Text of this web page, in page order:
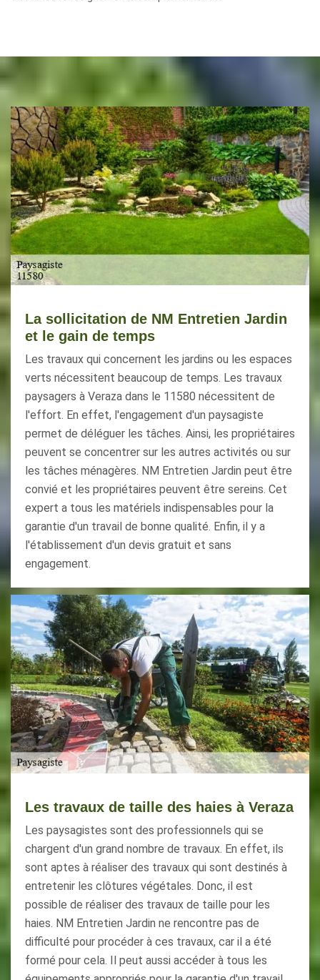
La sollicitation de NM Entretien Jardin
et le gain de temps
Les travaux qui concernent les jardins ou les espaces
verts nécessitent beaucoup de temps. Les travaux
paysagers à Veraza dans le 11580 nécessitent de
l'effort. En effet, l'engagement d'un paysagiste
permet de déléguer les tâches. Ainsi, les propriétaires
peuvent se concentrer sur les autres activités ou sur
les tâches ménagères. NM Entretien Jardin peut être
convié et les propriétaires peuvent être sereins. Cet
expert a tous les matériels indispensables pour la
garantie d'un travail de bonne qualité. Enfin, il y a
l'établissement d'un devis gratuit et sans
engagement.
Les travaux de taille des haies à Veraza
Les paysagistes sont des professionnels qui se
chargent d'un grand nombre de travaux. En effet, ils
sont aptes à réaliser des travaux qui sont destinés à
entretenir les clôtures végétales. Donc, il est
possible de réaliser des travaux de taille pour les
haies. NM Entretien Jardin ne rencontre pas de
difficulté pour procéder à ces travaux, car il a été
formé pour cela. Il peut aussi accéder à tous les